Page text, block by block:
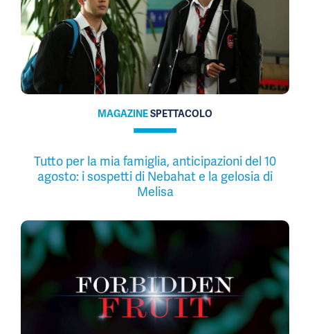
MAGAZINESPETTACOLO
Tutto per la mia famiglia, anticipazioni del 10
agosto: i sospetti di Nebahat e la gelosia di
Melisa